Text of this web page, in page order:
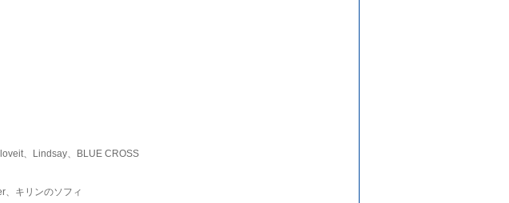
、Lindsay、BLUE CROSS
キリンのソフィ